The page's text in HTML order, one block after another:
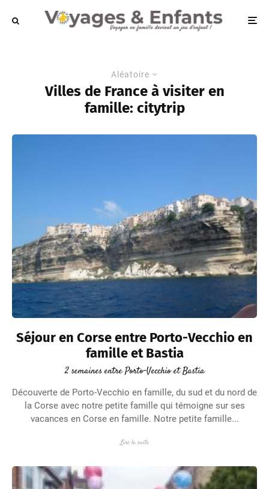
Aléatoire
Villes de France à visiter en
famille: citytrip
Séjour en Corse entre Porto-Vecchio en
famille et Bastia
2 semaines entre Porto-Vecchio et Bastia
Découverte de Porto-Vecchio en famille, du sud et du nord de
la Corse avec notre petite famille qui témoigne sur ses
vacances en Corse en famille. Notre petite famille...
Lire la suite